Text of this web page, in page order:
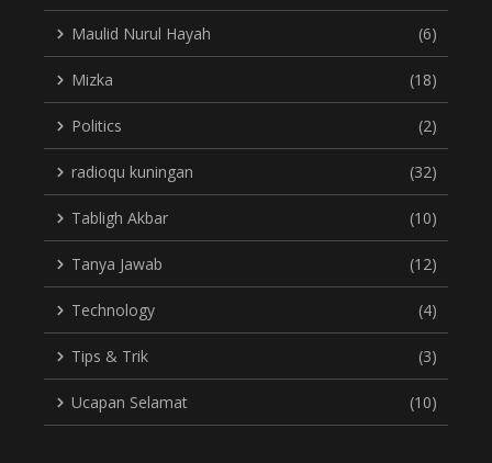
Maulid Nurul Hayah (6)
Mizka (18)
Politics (2)
radioqu kuningan (32)
Tabligh Akbar (10)
Tanya Jawab (12)
Technology (4)
Tips & Trik (3)
Ucapan Selamat (10)